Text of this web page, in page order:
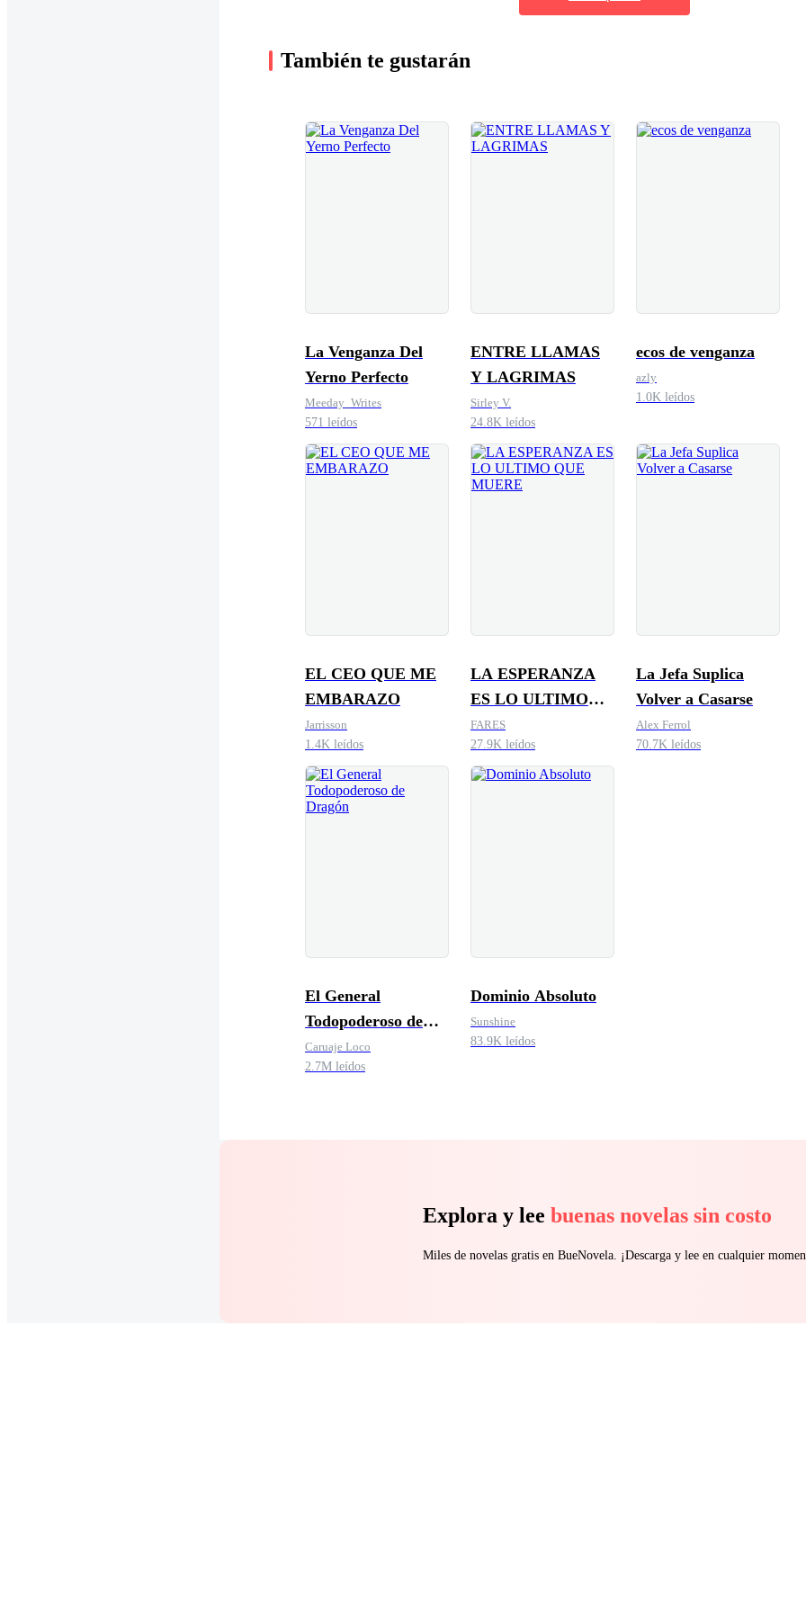
También te gustarán
La Venganza Del
Yerno Perfecto
Meeday_Writes
571 leídos
ENTRE LLAMAS
Y LAGRIMAS
Sirley V.
24.8K leídos
ecos de venganza
azly
1.0K leídos
EL CEO QUE ME
EMBARAZO
Jarrisson
1.4K leídos
LA ESPERANZA
ES LO ULTIMO
QUE MUERE
FARES
27.9K leídos
La Jefa Suplica
Volver a Casarse
Alex Ferrol
70.7K leídos
El General
Todopoderoso de
Dragón
Caruaje Loco
2.7M leídos
Dominio Absoluto
Sunshine
83.9K leídos
Explora y lee buenas novelas sin costo
Miles de novelas gratis en BueNovela. ¡Descarga y lee en cualquier